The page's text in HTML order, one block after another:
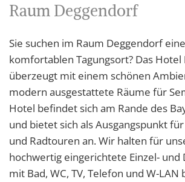
Raum Deggendorf
Sie suchen im Raum Deggendorf
komfortablen Tagungsort? Das
überzeugt mit einem schönen
modern ausgestattete Räume für
Hotel befindet sich am Rande des
und bietet sich als Ausgangspunkt
und Radtouren an. Wir halten für
hochwertig eingerichtete Einzel-
mit Bad, WC, TV, Telefon und W-LAN